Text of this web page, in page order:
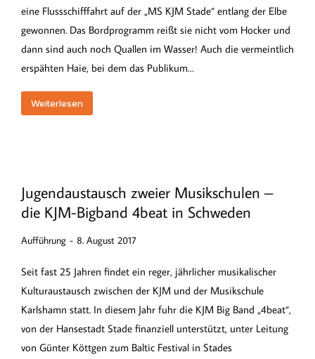
eine Flussschifffahrt auf der „MS KJM Stade“ entlang der Elbe
gewonnen. Das Bordprogramm reißt sie nicht vom Hocker und
dann sind auch noch Quallen im Wasser! Auch die vermeintlich
erspähten Haie, bei dem das Publikum…
Weiterlesen
Jugendaustausch zweier Musikschulen –
die KJM-Bigband 4beat in Schweden
Aufführung 8. August 2017
Seit fast 25 Jahren findet ein reger, jährlicher musikalischer
Kulturaustausch zwischen der KJM und der Musikschule
Karlshamn statt. In diesem Jahr fuhr die KJM Big Band „4beat“,
von der Hansestadt Stade finanziell unterstützt, unter Leitung
von Günter Köttgen zum Baltic Festival in Stades